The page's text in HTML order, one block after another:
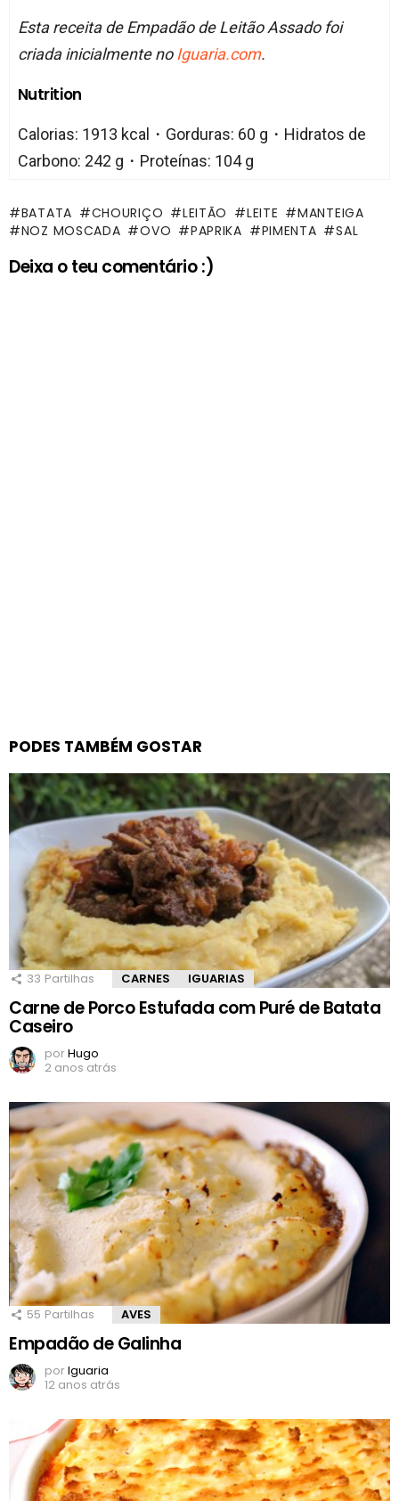
Esta receita de Empadão de Leitão Assado foi
criada inicialmente noIguaria.com.
Nutrition
Calorias: 1913 kcal・Gorduras: 60 g・Hidratos de
Carbono: 242 g・Proteínas: 104 g
BATATA CHOURIÇO LEITÃO LEITE
MANTEIGA
NOZ MOSCADA
OVO PAPRIKA PIMENTA SAL
Deixa o teu comentário :)
PODES TAMBÉM GOSTAR
33 Partilhas CARNES IGUARIAS
Carne de Porco Estufada com Puré de Batata
Caseiro
porHugo
2 anos atrás
55 Partilhas AVES
Empadão de Galinha
porIguaria
12 anos atrás